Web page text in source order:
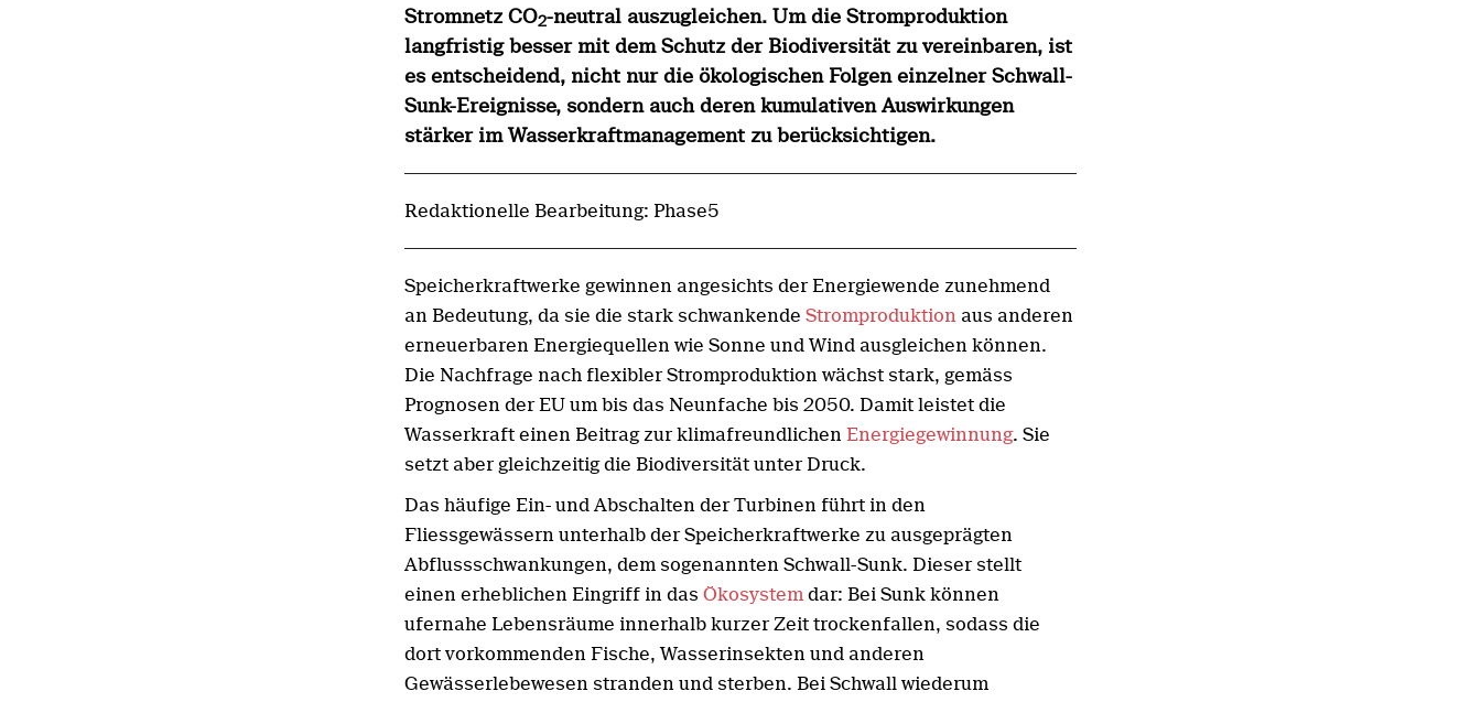
Stromnetz CO2-neutral auszugleichen. Um die Stromproduktion
langfristig besser mit dem Schutz der Biodiversität zu vereinbaren, ist
es entscheidend, nicht nur die ökologischen Folgen einzelner Schwall-
Sunk-Ereignisse, sondern auch deren kumulativen Auswirkungen
stärker im Wasserkraftmanagement zu berücksichtigen.
Redaktionelle Bearbeitung: Phase5
Speicherkraftwerke gewinnen angesichts der Energiewende zunehmend
an Bedeutung, da sie die stark schwankende Stromproduktion aus anderen
erneuerbaren Energiequellen wie Sonne und Wind ausgleichen können.
Die Nachfrage nach flexibler Stromproduktion wächst stark, gemäss
Prognosen der EU um bis das Neunfache bis 2050. Damit leistet die
Wasserkraft einen Beitrag zur klimafreundlichen Energiegewinnung. Sie
setzt aber gleichzeitig die Biodiversität unter Druck.
Das häufige Ein- und Abschalten der Turbinen führt in den
Fliessgewässern unterhalb der Speicherkraftwerke zu ausgeprägten
Abflussschwankungen, dem sogenannten Schwall-Sunk. Dieser stellt
einen erheblichen Eingriff in das Ökosystem dar: Bei Sunk können
ufernahe Lebensräume innerhalb kurzer Zeit trockenfallen, sodass die
dort vorkommenden Fische, Wasserinsekten und anderen
Gewässerlebewesen stranden und sterben. Bei Schwall wiederum